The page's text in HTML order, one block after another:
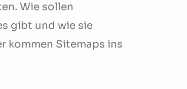
Wie sollen
gibt und wie sie
kommen Sitemaps ins